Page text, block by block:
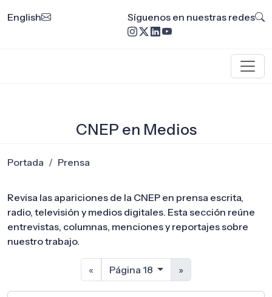
English Síguenos en nuestras redes
CNEP en Medios
Portada Prensa
Revisa las apariciones de la CNEP en prensa escrita,
radio, televisión y medios digitales. Esta sección reúne
entrevistas, columnas, menciones y reportajes sobre
nuestro trabajo.
« Página 18 »